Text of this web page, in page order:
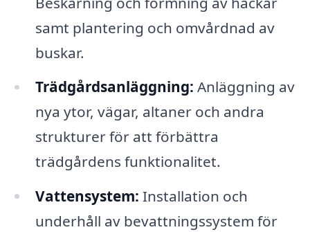
samt plantering och omvårdnad av
buskar.
Trädgårdsanläggning: Anläggning av
nya ytor, vägar, altaner och andra
strukturer för att förbättra
trädgårdens funktionalitet.
Vattensystem: Installation och
underhåll av bevattningssystem för